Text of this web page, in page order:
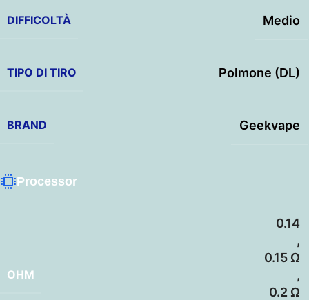
DIFFICOLTÀ Medio
TIPO DI TIRO Polmone (DL)
BRAND Geekvape
Processor
OHM
0.14
,
0.15 Ω
,
0.2 Ω